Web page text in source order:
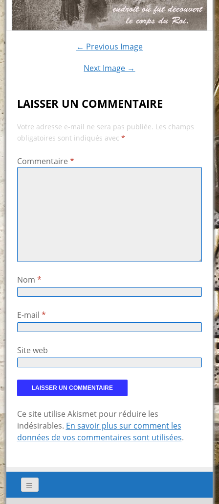
← Previous Image
Next Image →
LAISSER UN COMMENTAIRE
Votre adresse e-mail ne sera pas publiée. Les champs
obligatoires sont indiqués avec *
Commentaire *
Nom *
E-mail *
Site web
Ce site utilise Akismet pour réduire les
indésirables. En savoir plus sur comment les
données de vos commentaires sont utilisées.